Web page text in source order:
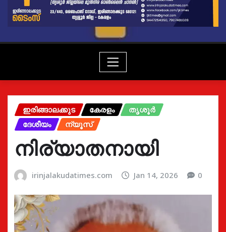
ഇരിങ്ങാലക്കുട കേരളം
തൃശൂർ
ദേശീയം
ന്യൂസ്
നിര്യാതനായി
irinjalakudatimes.com Jan 14, 2026 0